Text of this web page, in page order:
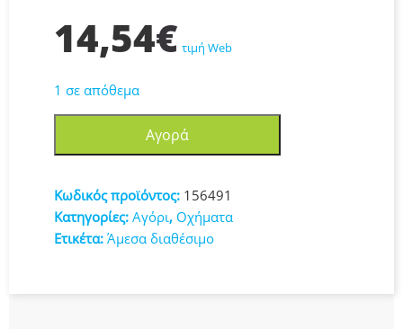
14,54€ τιμή Web
1 σε απόθεμα
367-
1
ποσότητα
Αγορά
Κωδικός προϊόντος: 156491
Κατηγορίες: Αγόρι, Οχήματα
Ετικέτα: Άμεσα διαθέσιμο